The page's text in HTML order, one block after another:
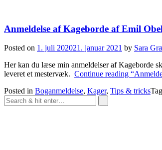
Anmeldelse af Kageborde af Emil Obel
Posted on 1. juli 202021. januar 2021 by Sara
Her kan du læse min anmeldelser af Kageborde
leveret et mestervæk. Continue reading
Posted in Boganmeldelse, Kager, Tips & tricks